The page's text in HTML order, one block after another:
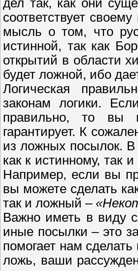
дел так, как они
соответствует
мысль о том, что
истинной, так как
открытий в области
будет ложной, ибо
Логическая
законам логики.
правильно, то вы
гарантирует. К
из ложных посылок.
как к истинному, так
Например, если вы
вы можете сделать
так и ложный –
Важно иметь в виду
иные посылки – это
помогает нам
ложь, ваши